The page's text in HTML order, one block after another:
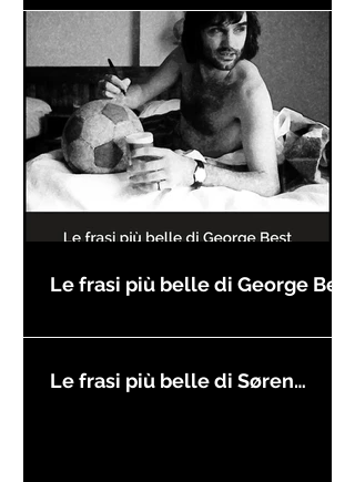
Le frasi più belle di George Best
Le frasi più belle di Søren